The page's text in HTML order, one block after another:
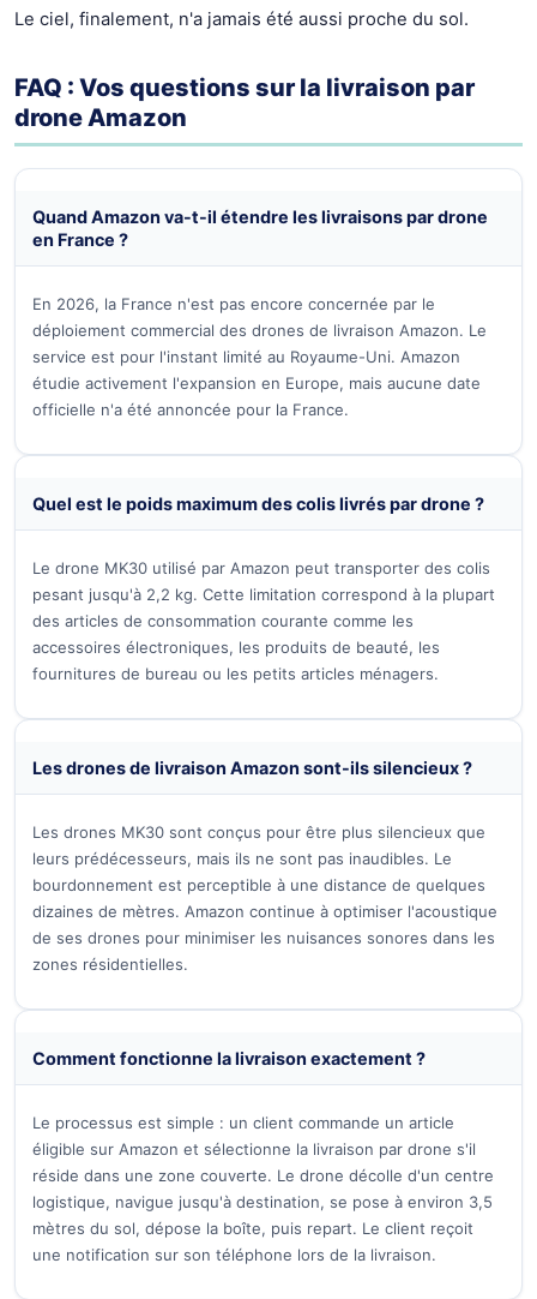
Le ciel, finalement, n'a jamais été aussi proche du sol.
FAQ : Vos questions sur la livraison par
drone Amazon
Quand Amazon va-t-il étendre les livraisons par drone
en France ?
En 2026, la France n'est pas encore concernée par le
déploiement commercial des drones de livraison Amazon. Le
service est pour l'instant limité au Royaume-Uni. Amazon
étudie activement l'expansion en Europe, mais aucune date
officielle n'a été annoncée pour la France.
Quel est le poids maximum des colis livrés par drone ?
Le drone MK30 utilisé par Amazon peut transporter des colis
pesant jusqu'à 2,2 kg. Cette limitation correspond à la plupart
des articles de consommation courante comme les
accessoires électroniques, les produits de beauté, les
fournitures de bureau ou les petits articles ménagers.
Les drones de livraison Amazon sont-ils silencieux ?
Les drones MK30 sont conçus pour être plus silencieux que
leurs prédécesseurs, mais ils ne sont pas inaudibles. Le
bourdonnement est perceptible à une distance de quelques
dizaines de mètres. Amazon continue à optimiser l'acoustique
de ses drones pour minimiser les nuisances sonores dans les
zones résidentielles.
Comment fonctionne la livraison exactement ?
Le processus est simple : un client commande un article
éligible sur Amazon et sélectionne la livraison par drone s'il
réside dans une zone couverte. Le drone décolle d'un centre
logistique, navigue jusqu'à destination, se pose à environ 3,5
mètres du sol, dépose la boîte, puis repart. Le client reçoit
une notification sur son téléphone lors de la livraison.